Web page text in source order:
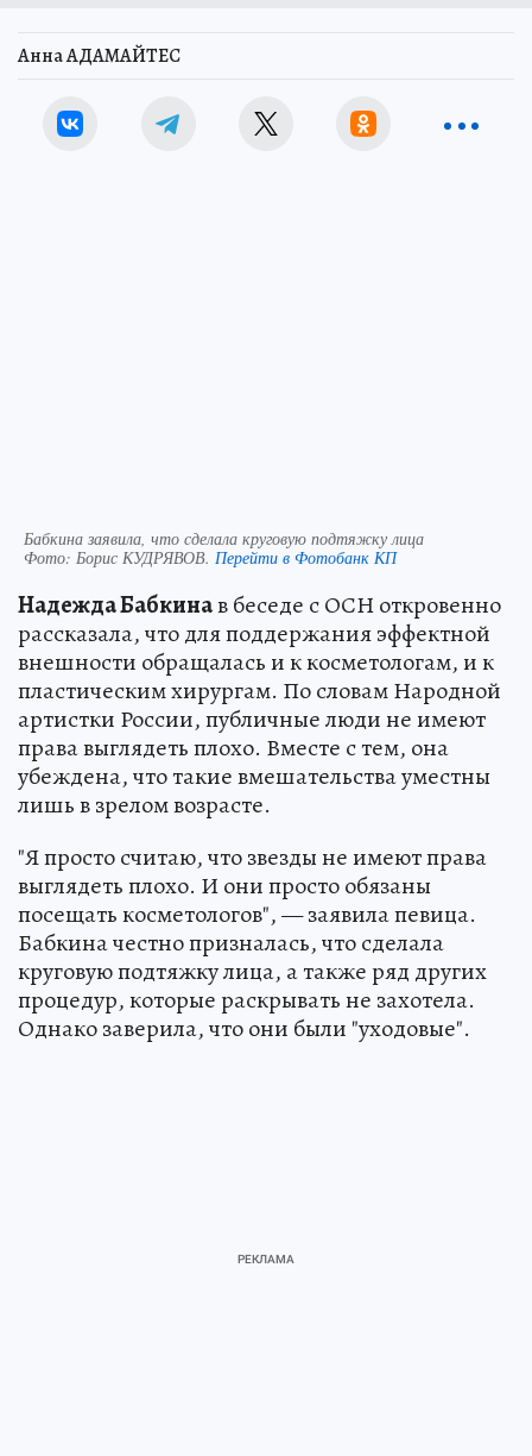
Анна АДАМАЙТЕС
Бабкина заявила, что сделала круговую подтяжку лица
Фото: Борис КУДРЯВОВ. Перейти в Фотобанк КП
Надежда Бабкинав беседе с ОСН откровенно
рассказала, что для поддержания эффектной
внешности обращалась и к косметологам, и к
пластическим хирургам. По словам Народной
артистки России, публичные люди не имеют
права выглядеть плохо. Вместе с тем, она
убеждена, что такие вмешательства уместны
лишь в зрелом возрасте.
"Я просто считаю, что звезды не имеют права
выглядеть плохо. И они просто обязаны
посещать косметологов", — заявила певица.
Бабкина честно призналась, что сделала
круговую подтяжку лица, а также ряд других
процедур, которые раскрывать не захотела.
Однако заверила, что они были "уходовые".